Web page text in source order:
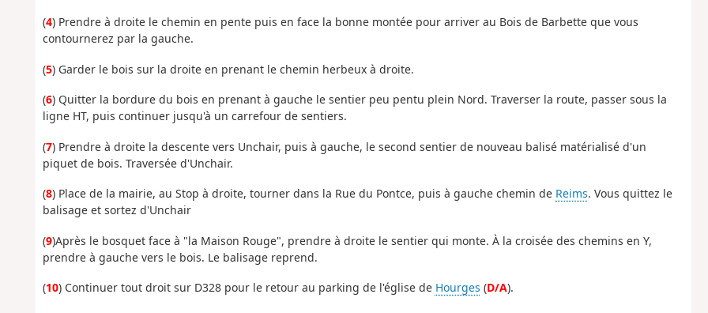
(4) Prendre à droite le chemin en pente puis en face la bonne montée pour arriver au Bois de Barbette que vous
contournerez par la gauche.
(5) Garder le bois sur la droite en prenant le chemin herbeux à droite.
(6) Quitter la bordure du bois en prenant à gauche le sentier peu pentu plein Nord. Traverser la route, passer sous la
ligne HT, puis continuer jusqu'à un carrefour de sentiers.
(7) Prendre à droite la descente vers Unchair, puis à gauche, le second sentier de nouveau balisé matérialisé d'un
piquet de bois. Traversée d'Unchair.
(8) Place de la mairie, au Stop à droite, tourner dans la Rue du Pontce, puis à gauche chemin de Reims. Vous quittez le
balisage et sortez d'Unchair
(9)Après le bosquet face à "la Maison Rouge", prendre à droite le sentier qui monte. À la croisée des chemins en Y,
prendre à gauche vers le bois. Le balisage reprend.
(10) Continuer tout droit sur D328 pour le retour au parking de l'église de Hourges (D/A).